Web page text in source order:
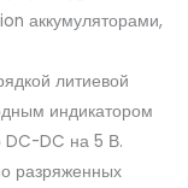
аккумуляторами,
литиевой
индикатором
DC-DC на 5 В.
разряженных